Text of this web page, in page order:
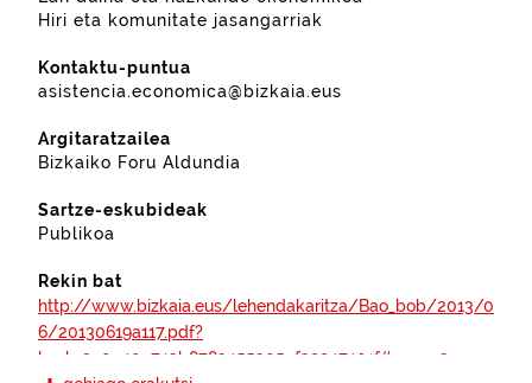
Hiri eta komunitate jasangarriak
Kontaktu-puntua
asistencia.economica@bizkaia.eus
Argitaratzailea
Bizkaiko Foru Aldundia
Sartze-eskubideak
Publikoa
Rekin bat
http://www.bizkaia.eus/lehendakaritza/Bao_bob/2013/0
6/20130619a117.pdf?
hash=2a0e40c743b8783455305ef39947401f#page=3